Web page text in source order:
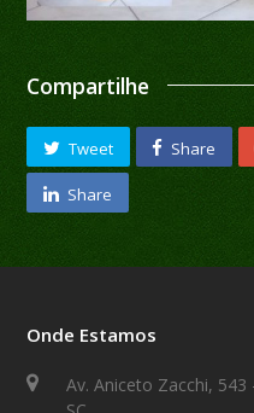
Compartilhe
Tweet Share
Share
Onde Estamos
Av. Aniceto Zacchi,